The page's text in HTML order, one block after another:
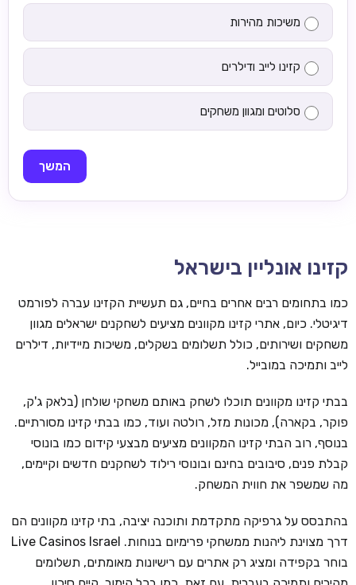
משיכות מהירות
קזינו לייב ודילרים
סלוטים ומגוון משחקים
המשך
קזינו אונליין בישראל
כמו בתחומים רבים אחרים בחיים, גם תעשיית הקזינו עברה לפורמט
דיגיטלי. כיום, אתרי קזינו מקוונים מציעים לשחקנים ישראלים מגוון
משחקים ושירותים, כולל תשלומים בשקלים, משיכות מיידיות, דילרים
לייב ותמיכה במובייל.
בבתי קזינו מקוונים תוכלו לשחק באותם משחקי שולחן (בלאק ג'ק,
פוקר, בקארה), מכונות מזל, רולטה ועוד, כמו בבתי קזינו מסורתיים.
בנוסף, רוב הבתי קזינו המקוונים מציעים מבצעי קידום כמו בונוסי
קבלת פנים, סיבובים בחינם ובונוסי רילוד לשחקנים חדשים וקיימים,
מה שמשפר את חווית המשחק.
בהתבסס על גרפיקה מתקדמת ותוכנה יציבה, בתי קזינו מקוונים הם
דרך מצוינת ליהנות ממשחקי פרימיום בנוחות. Live Casinos Israel
בוחר בקפידה ומציג רק אתרים עם רישיונות מאומתים, תשלומים